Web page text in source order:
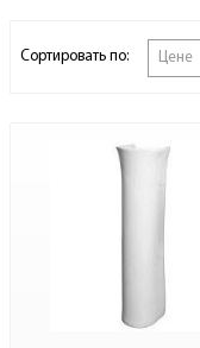
Сортировать по: Цене